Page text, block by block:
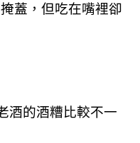
蓋，但吃在嘴裡卻
酒的酒糟比較不一